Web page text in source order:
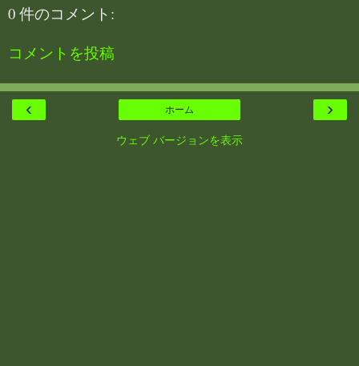
0 件のコメント:
コメントを投稿
‹ ›
ホーム
ウェブ バージョンを表示